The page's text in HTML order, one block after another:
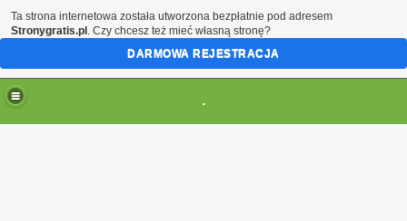
.
Ta strona internetowa została utworzona bezpłatnie pod adresem
Stronygratis.pl . Czy chcesz też mieć własną stronę?
DARMOWA REJESTRACJA